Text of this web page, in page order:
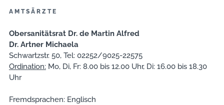
AMTSÄRZTE
Obersanitätsrat Dr. de Martin Alfred
Dr. Artner Michaela
Schwartzstr. 50, Tel: 02252/9025-22575
Ordination: Mo, Di, Fr: 8.00 bis 12.00 Uhr, Di: 16.00 bis 18.30
Uhr
Fremdsprachen: Englisch